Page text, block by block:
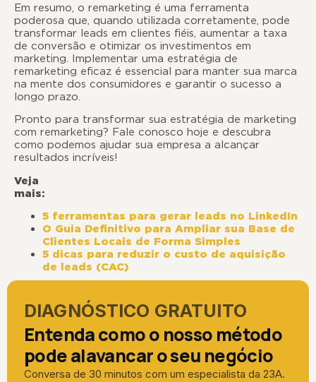
Em resumo, o remarketing é uma ferramenta
poderosa que, quando utilizada corretamente, pode
transformar leads em clientes fiéis, aumentar a taxa
de conversão e otimizar os investimentos em
marketing. Implementar uma estratégia de
remarketing eficaz é essencial para manter sua marca
na mente dos consumidores e garantir o sucesso a
longo prazo.
Pronto para transformar sua estratégia de marketing
com remarketing? Fale conosco hoje e descubra
como podemos ajudar sua empresa a alcançar
resultados incríveis!
Veja
mais:
5 ferramentas para gerar leads no LinkedIn
O Guia Definitivo para Ampliar sua Base de
Clientes Locais de Forma Simples
5 dicas para reduzir o custo de aquisição
de leads (CAC)
DIAGNÓSTICO GRATUITO
Entenda como o nosso método
pode alavancar o seu negócio
Conversa de 30 minutos com um especialista da 23A.